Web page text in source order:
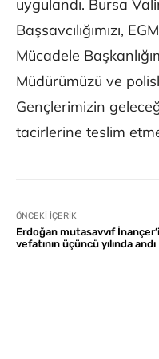
uygulandı. Bursa
Başsavcılığımızı,
Mücadele
Müdürümüzü ve
Gençlerimizin
tacirlerine teslim
ÖNCEKI İÇERIK
Erdoğan mutasavvıf İnançer’i
vefatının üçüncü yılında andı